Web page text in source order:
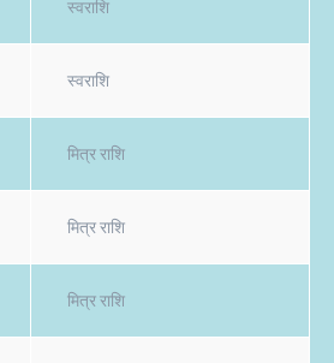
स्वराशि
स्वराशि
मित्र राशि
मित्र राशि
मित्र राशि